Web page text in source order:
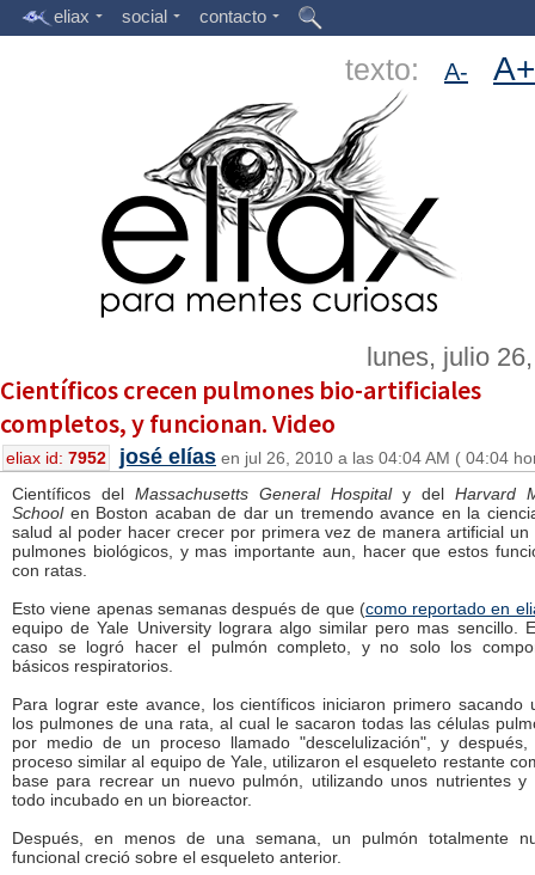
eliax social contacto
texto: A- A+
lunes, julio
Científicos crecen pulmones bio-artificiales
completos, y funcionan. Video
eliax id: 7952 josé elías en jul 26, 2010 a las 04:04 AM ( 04:04
Científicos del Massachusetts General Hospitaly del Harvard
Schoolen Boston acaban de dar un tremendo avance en la
salud al poder hacer crecer por primera vez de manera artificial un
pulmones biológicos, y mas importante aun, hacer que estos
con ratas.
Esto viene apenas semanas después de que (como reportado en
equipo de Yale University lograra algo similar pero mas sencillo.
caso se logró hacer el pulmón completo, y no solo los
básicos respiratorios.
Para lograr este avance, los científicos iniciaron primero sacando
los pulmones de una rata, al cual le sacaron todas las células
por medio de un proceso llamado "descelulización", y
proceso similar al equipo de Yale, utilizaron el esqueleto restante
base para recrear un nuevo pulmón, utilizando unos nutrientes y
todo incubado en un bioreactor.
Después, en menos de una semana, un pulmón totalmente
funcional creció sobre el esqueleto anterior.